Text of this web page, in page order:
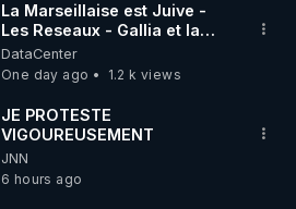
La Marseillaise est Juive -
Les Reseaux - Gallia et la
France - Symbolisme
DataCenter
One day ago
1.2 k views
JE PROTESTE
VIGOUREUSEMENT
JNN
6 hours ago